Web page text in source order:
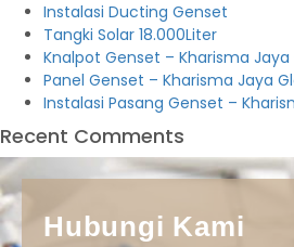
Instalasi Ducting Genset
Tangki Solar 18.000Liter
Knalpot Genset – Kharisma Jaya
Panel Genset – Kharisma Jaya
Instalasi Pasang Genset –
Recent Comments
Hubungi Kami